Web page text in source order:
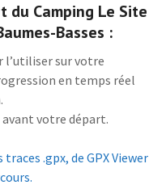
du Camping Le Site
Basses :
l’utiliser sur votre
en temps réel
avant votre départ.
.gpx, de GPX Viewer